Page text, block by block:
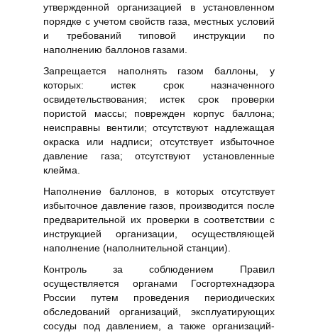
утвержденной организацией в установленном
порядке с учетом свойств газа, местных условий
и требований типовой инструкции по
наполнению баллонов газами.
Запрещается наполнять газом баллоны, у
которых: истек срок назначенного
освидетельствования; истек срок проверки
пористой массы; поврежден корпус баллона;
неисправны вентили; отсутствуют надлежащая
окраска или надписи; отсутствует избыточное
давление газа; отсутствуют установленные
клейма.
Наполнение баллонов, в которых отсутствует
избыточное давление газов, производится после
предварительной их проверки в соответствии с
инструкцией организации, осуществляющей
наполнение (наполнительной станции).
Контроль за соблюдением Правил
осуществляется органами Госгортехнадзора
России путем проведения периодических
обследований организаций, эксплуатирующих
сосуды под давлением, а также организаций-